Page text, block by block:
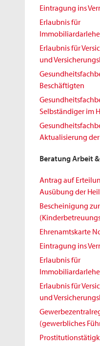
Eintragung ins
Erlaubnis für
Erlaubnis für
und
Beschäftigten
Selbständiger im
Aktualisierung
Beratung Arbeit
Antrag auf
Ausübung der
Bescheinigung
Ehrenamtskarte
Eintragung ins
Erlaubnis für
Erlaubnis für
und
(gewerbliches